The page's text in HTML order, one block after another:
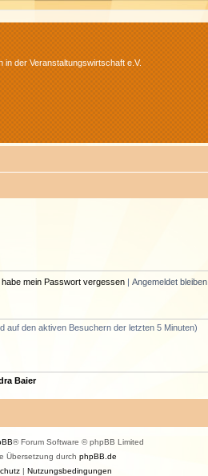
der Veranstaltungswirtschaft e.V.
habe mein Passwort vergessen Angemeldet bleiben
auf den aktiven Besuchern der letzten 5 Minuten)
Baier
® Forum Software © phpBB Limited
Übersetzung durch phpBB.de
| Nutzungsbedingungen